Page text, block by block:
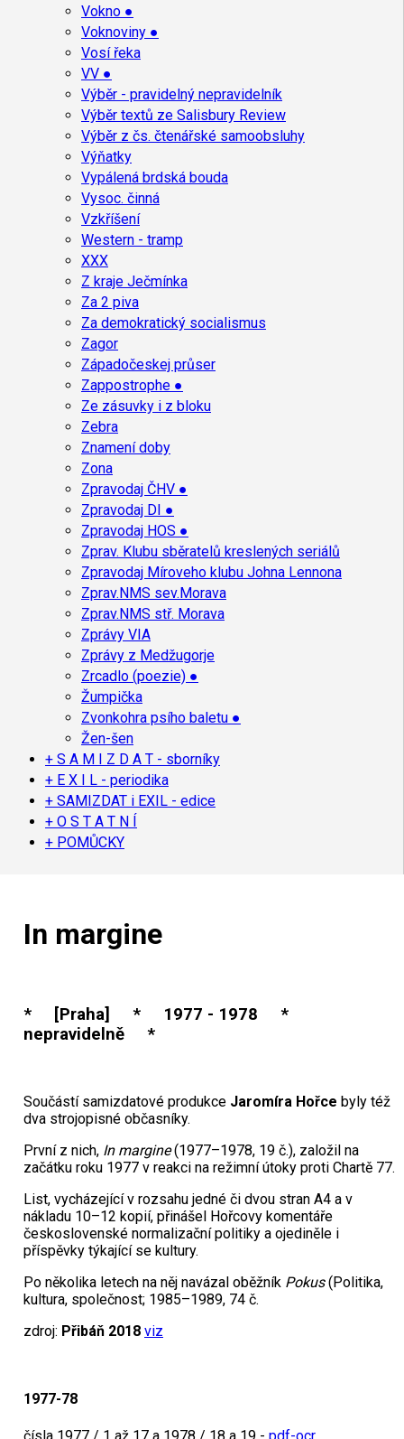
Vokno ●
Voknoviny ●
Vosí řeka
VV ●
Výběr - pravidelný nepravidelník
Výběr textů ze Salisbury Review
Výběr z čs. čtenářské samoobsluhy
Výňatky
Vypálená brdská bouda
Vysoc. činná
Vzkříšení
Western - tramp
XXX
Z kraje Ječmínka
Za 2 piva
Za demokratický socialismus
Zagor
Západočeskej průser
Zappostrophe ●
Ze zásuvky i z bloku
Zebra
Znamení doby
Zona
Zpravodaj ČHV ●
Zpravodaj DI ●
Zpravodaj HOS ●
Zprav. Klubu sběratelů kreslených seriálů
Zpravodaj Míroveho klubu Johna Lennona
Zprav.NMS sev.Morava
Zprav.NMS stř. Morava
Zprávy VIA
Zprávy z Medžugorje
Zrcadlo (poezie) ●
Žumpička
Zvonkohra psího baletu ●
Žen-šen
+ S A M I Z D A T - sborníky
+ E X I L - periodika
+ SAMIZDAT i EXIL - edice
+ O S T A T N Í
+ POMŮCKY
In margine
* [Praha] * 1977 - 1978 *
nepravidelně *
Součástí samizdatové produkce Jaromíra Hořce byly též
dva strojopisné občasníky.
První z nich, In margine(1977–1978, 19 č.), založil na
začátku roku 1977 v reakci na režimní útoky proti Chartě 77.
List, vycházející v rozsahu jedné či dvou stran A4 a v
nákladu 10–12 kopií, přinášel Hořcovy komentáře
československé normalizační politiky a ojediněle i
příspěvky týkající se kultury.
Po několika letech na něj navázal oběžník Pokus(Politika,
kultura, společnost; 1985–1989, 74 č.
zdroj: Přibáň 2018 viz
1977-78
čísla 1977 / 1 až 17 a 1978 / 18 a 19 - pdf-ocr